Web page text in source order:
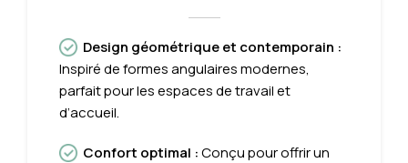
Design géométrique et contemporain :
Inspiré de formes angulaires modernes,
parfait pour les espaces de travail et
d’accueil.
Confort optimal :Conçu pour offrir un